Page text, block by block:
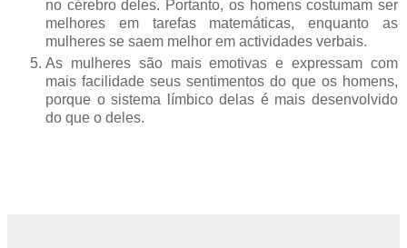
no cérebro deles. Portanto, os homens costumam ser
melhores em tarefas matemáticas, enquanto as
mulheres se saem melhor em actividades verbais.
As mulheres são mais emotivas e expressam com
mais facilidade seus sentimentos do que os homens,
porque o sistema límbico delas é mais desenvolvido
do que o deles.